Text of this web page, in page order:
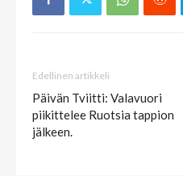
Edellinen artikkeli
Päivän Tviitti: Valavuori
piikittelee Ruotsia tappion
jälkeen.